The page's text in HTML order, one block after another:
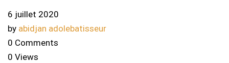
6 juillet 2020
by abidjan adolebatisseur
0 Comments
0 Views